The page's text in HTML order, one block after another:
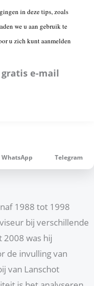
in deze tips, zoals
we u aan gebruik te
u zich kunt aanmelden
e-mail
WhatsApp Telegram
1988 tot 1998
bij verschillende
2008 was hij
de invulling van
van Lanschot